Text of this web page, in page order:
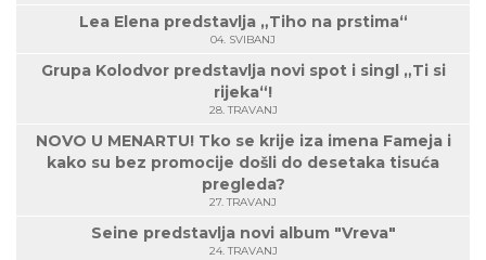
Lea Elena predstavlja „Tiho na prstima“
04. SVIBANJ
Grupa Kolodvor predstavlja novi spot i singl „Ti si
rijeka“!
28. TRAVANJ
NOVO U MENARTU! Tko se krije iza imena Fameja i
kako su bez promocije došli do desetaka tisuća
pregleda?
27. TRAVANJ
Seine predstavlja novi album "Vreva"
24. TRAVANJ